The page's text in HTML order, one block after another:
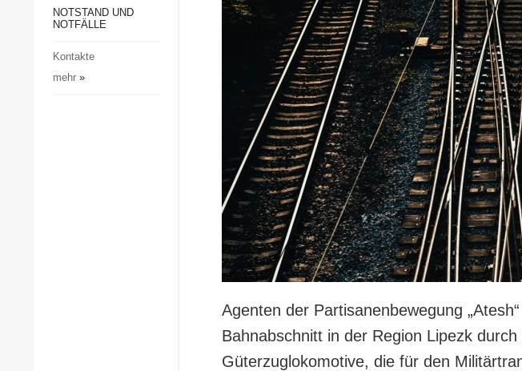
Gesellschaft und Kultur
Notstand und Notfälle
NOTSTAND UND
NOTFÄLLE
Kontakte
mehr»
Agenten der Partisanenbewegung
Bahnabschnitt in der Region Lipezk
Güterzuglokomotive, die für den